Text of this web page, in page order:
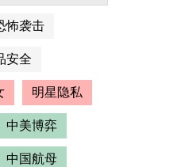
怖袭击
安全
明星隐私
中美博弈
中国航母